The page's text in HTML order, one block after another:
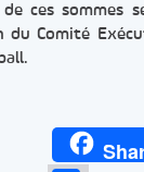
ces sommes
du Comité